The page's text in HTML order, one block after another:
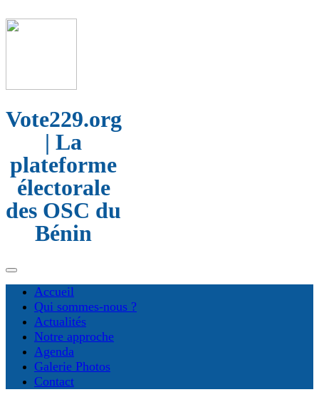
Vote229.org
| La
plateforme
électorale
des OSC du
Bénin
Accueil
Qui sommes-nous ?
Actualités
Notre approche
Agenda
Galerie Photos
Contact